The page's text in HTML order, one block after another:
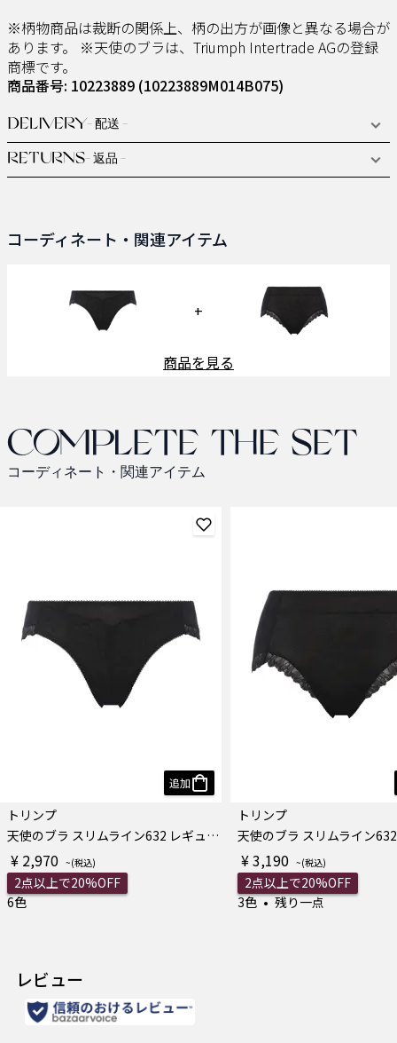
※柄物商品は裁断の関係上、柄の出方が画像と異なる場合が
あります。 ※天使のブラは、Triumph Intertrade AGの登録
商標です。
商品番号: 10223889 (10223889M014B075)
DELIVERY- 配送 -
RETURNS- 返品 -
コーディネート・関連アイテム
+
商品を見る
Complete the set
コーディネート・関連アイテム
追加
トリンプ
天使のブラ スリムライン632 レギュラーショーツ
¥ 2,970
2点以上で20%OFF
6色
トリンプ
¥ 3,190
2点以上で20%OFF
3色
残り一点